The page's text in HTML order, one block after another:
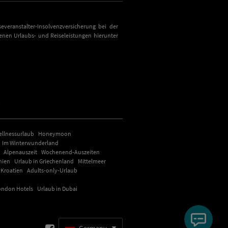
Insolvenzversicherung bei der
Urlaubs- und Reiseleistungen hierunter
Honeymoon
Im Winterwunderland
Alpenauszeit Wochenend-Auszeiten
Urlaub in Griechenland
Mittelmeer
Adults-only-Urlaub
Hotels
Urlaub in Dubai